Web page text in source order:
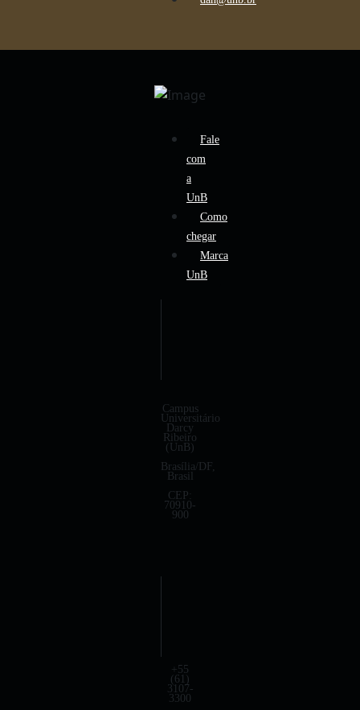
Fale
com
a
UnB
Como
chegar
Marca
UnB
Campus
Universitário
Darcy
Ribeiro
(UnB)
Brasília/DF,
Brasil
CEP:
70910-
900
+55
(61)
3107-
3300